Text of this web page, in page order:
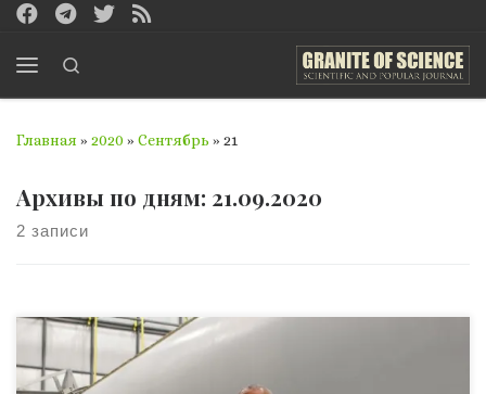
Перейти к содержимому
Главная » 2020 » Сентябрь » 21
Архивы по дням: 21.09.2020
2 записи
Чарльз Болден – бывший астронавт NASA, четырежды